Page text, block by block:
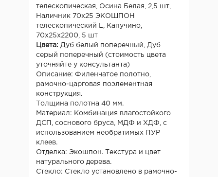
телескопическая, Осина Белая, 2,5 шт,
Наличник 70х25 ЭКОШПОН
телескопический L, Капучино,
70х25х2200, 5 шт
Цвета: Дуб белый поперечный, Дуб
серый поперечный (стоимость цвета
уточняйте у консультанта)
Описание: Филенчатое полотно,
рамочно-царговая поэлементная
конструкция.
Толщина полотна 40 мм.
Материал: Комбинация влагостойкого
ДСП, соснового бруса, МДФ и ХДФ, с
использованием необратимых ПУР
клеев.
Отделка: Экошпон. Текстура и цвет
натурального дерева.
Стекло: Стекло установлено в рамочно-